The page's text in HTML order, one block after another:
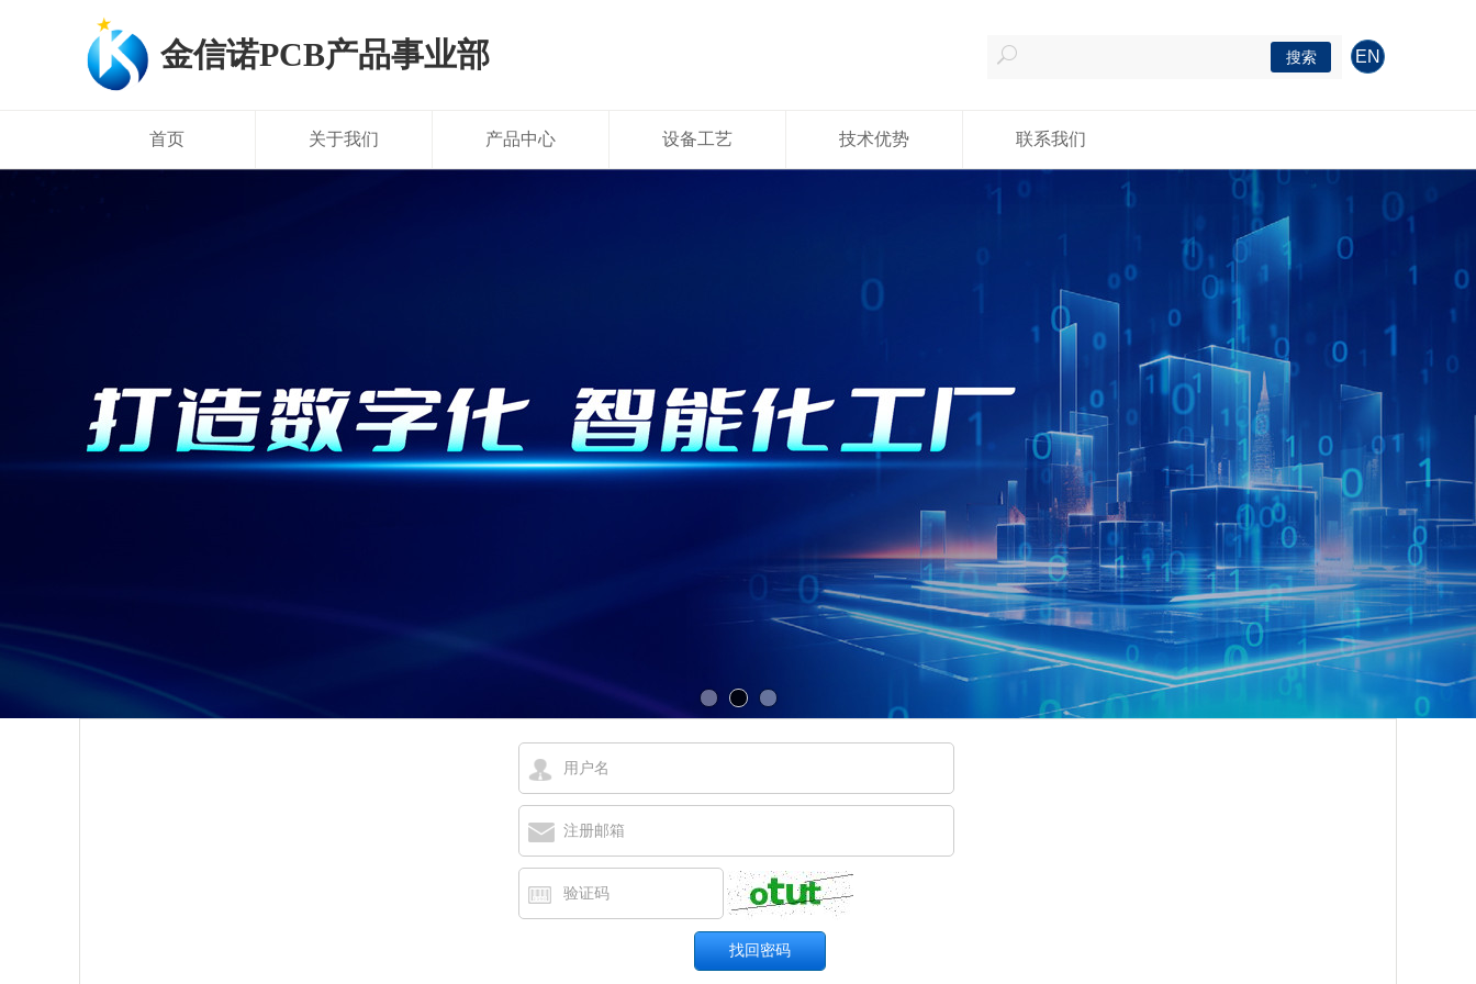
金信诺PCB产品事业部 搜索 EN
首页 关于我们 产品中心 设备工艺 技术优势 联系我们
用户名
注册邮箱
验证码